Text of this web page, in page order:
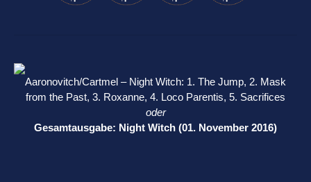
Aaronovitch/Cartmel – Night Witch: 1. The Jump, 2. Mask
from the Past, 3. Roxanne, 4. Loco Parentis, 5. Sacrifices
oder
Gesamtausgabe: Night Witch (01. November 2016)